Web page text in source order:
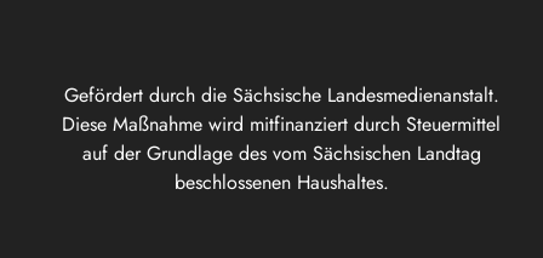
Gefördert durch die Sächsische Landesmedienanstalt.
Diese Maßnahme wird mitfinanziert durch Steuermittel
auf der Grundlage des vom Sächsischen Landtag
beschlossenen Haushaltes.